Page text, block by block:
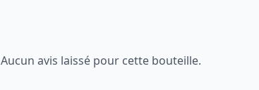
Aucun avis laissé pour cette bouteille.